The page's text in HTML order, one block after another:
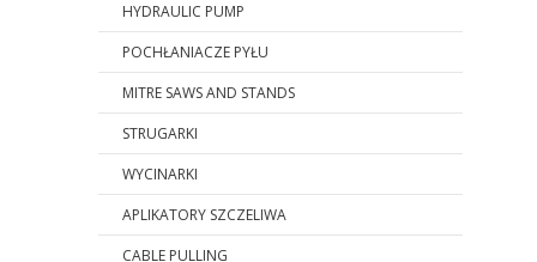
HYDRAULIC PUMP
POCHŁANIACZE PYŁU
MITRE SAWS AND STANDS
STRUGARKI
WYCINARKI
APLIKATORY SZCZELIWA
CABLE PULLING